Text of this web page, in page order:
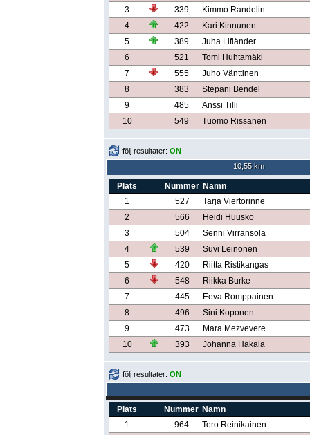
3
339
Kimmo Randelin
4
422
Kari Kinnunen
5
389
Juha Lifländer
6
521
Tomi Huhtamäki
7
555
Juho Vänttinen
8
383
Stepani Bendel
9
485
Anssi Tilli
10
549 Tuomo Rissanen
följ resultater: ON
10,55 km
Plats Nummer Namn
1
527
Tarja Viertorinne
2
566
Heidi Huusko
3
504
Senni Virransola
4
539
Suvi Leinonen
5
420
Riitta Ristikangas
6
548
Riikka Burke
7
445
Eeva Romppainen
8
496
Sini Koponen
9
473
Mara Mezvevere
10
393 Johanna Hakala
följ resultater: ON
Plats Nummer Namn
1
964
Tero Reinikainen